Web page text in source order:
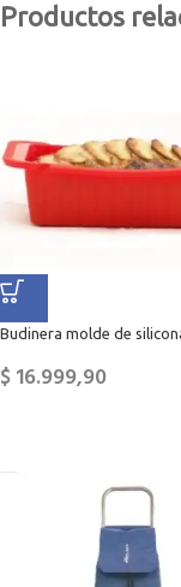
Productos
Budinera molde de
$16.999,90